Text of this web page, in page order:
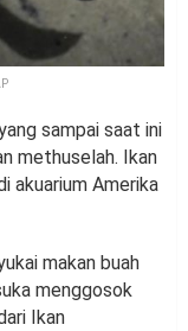
sampai saat ini
methuselah. Ikan
akuarium Amerika
makan buah
menggosok
Ikan